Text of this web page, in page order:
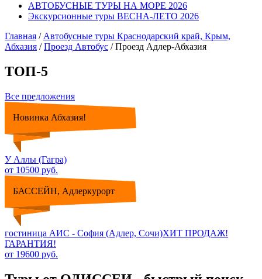
АВТОБУСНЫЕ ТУРЫ НА МОРЕ 2026
Экскурсионные туры ВЕСНА-ЛЕТО 2026
Главная / Автобусные туры Краснодарский край, Крым,
Абхазия /Проезд Автобус /Проезд Адлер-Абхазия
ТОП-5
Все предложения
Новинка Абхазия!
У Аллы (Гагра)
от 10500 руб.
БАССЕЙН, Адлеркурорт
гостиница АИС - София (Адлер, Сочи)ХИТ ПРОДАЖ!
ГАРАНТИЯ!
от 19600 руб.